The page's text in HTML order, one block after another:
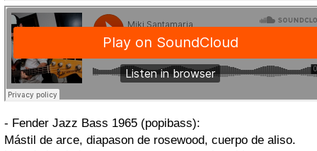
- Fender Jazz Bass 1965 (popibass):
Mástil de arce, diapason de rosewood, cuerpo de aliso.